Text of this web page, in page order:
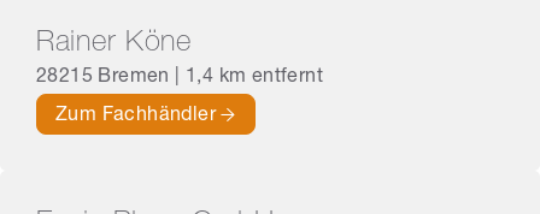
Rainer Köne
28215 Bremen | 1,4 km entfernt
Zum Fachhändler